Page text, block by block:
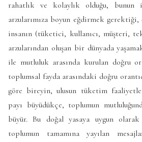
rahatlık ve kolaylık olduğu, bunun
arzularımıza boyun eğdirmek
insanın (tüketici, kullanıcı, müşteri,
arzularından oluşan bir dünyada
ile mutluluk arasında kurulan doğru
toplumsal fayda arasındaki doğru
göre bireyin, ulusun tüketim
payı büyüdükçe, toplumun
büyür. Bu doğal yasaya uygun olarak
toplumun tamamına yayılan